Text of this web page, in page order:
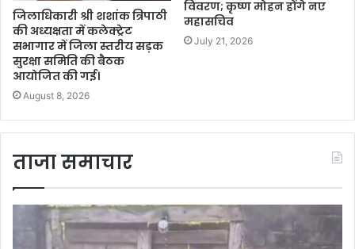
जिलाधिकारी श्री शशांक त्रिपाठी
की अध्यक्षता में कलेक्ट्रेट
सभागार में जिला स्तरीय सड़क
सुरक्षा समिति की बैठक
आयोजित की गई।
August 8, 2026
विवरण; कृष्ण मोहन होंगे नए
महासचिव
July 21, 2026
ताजा समाचार